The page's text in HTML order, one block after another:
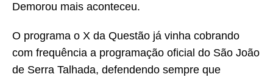
Demorou mais aconteceu.
O programa o X da Questão já vinha cobrando
com frequência a programação oficial do São João
de Serra Talhada, defendendo sempre que